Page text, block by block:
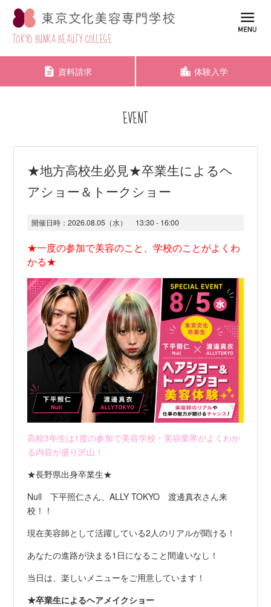
TOKYO BUNKA BEAUTY COLLEGE
資料請求 体験入学
EVENT
★地方高校生必見★卒業生によるヘ
アショー＆トークショー
開催日時： 2026.08.05（水） 13:30 - 16:00
★一度の参加で美容のこと、学校のことがよくわ
かる★
高校3年生は1度の参加で美容学校・美容業界がよくわか
る内容が盛り沢山！
★長野県出身卒業生★
Null 下平照仁さん、ALLY TOKYO 渡邊真衣さん来
校！！
現在美容師として活躍している2人のリアルが聞ける！
あなたの進路が決まる1日になること間違いなし！
当日は、楽しいメニューをご用意しています！
★卒業生によるヘアメイクショー